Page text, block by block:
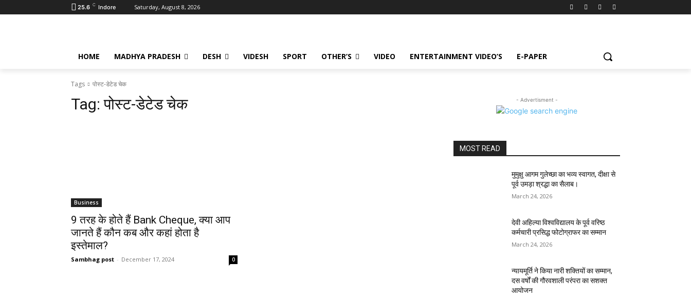
25.6 C Indore Saturday, August 8, 2026
HOME MADHYA PRADESH DESH VIDESH SPORT OTHER’S VIDEO ENTERTAINMENT VIDEO’S E-PAPER
Tags पोस्ट-डेटेड चेक
Tag:पोस्ट-डेटेड चेक
Business
9 तरह के होते हैं Bank Cheque, क्या आप
जानते हैं कौन कब और कहां होता है
इस्तेमाल?
Sambhag post - December 17, 2024 0
- Advertisment -
MOST READ
मुमुक्षु आगम गुलेच्छा का भव्य स्वागत, दीक्षा से
पूर्व उमड़ा श्रद्धा का सैलाब।
March 24, 2026
देवी अहिल्या विश्वविद्यालय के पूर्व वरिष्ठ
कर्मचारी प्रसिद्ध फोटोग्राफर का सम्मान
March 24, 2026
न्यायमूर्ति ने किया नारी शक्तियों का सम्मान,
दस वर्षों की गौरवशाली परंपरा का सशक्त
आयोजन